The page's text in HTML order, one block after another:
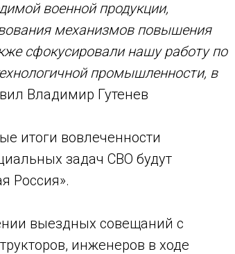
военной продукции,
механизмов повышения
сфокусировали нашу работу по
промышленности, в
Владимир Гутенев
итоги вовлеченности
задач СВО будут
Россия».
выездных совещаний с
инженеров в ходе